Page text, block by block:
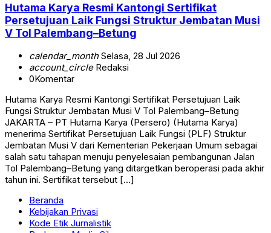
Hutama Karya Resmi Kantongi Sertifikat
Persetujuan Laik Fungsi Struktur Jembatan Musi
V Tol Palembang–Betung
calendar_monthSelasa, 28 Jul 2026
account_circleRedaksi
0Komentar
Hutama Karya Resmi Kantongi Sertifikat Persetujuan Laik
Fungsi Struktur Jembatan Musi V Tol Palembang–Betung
JAKARTA – PT Hutama Karya (Persero) (Hutama Karya)
menerima Sertifikat Persetujuan Laik Fungsi (PLF) Struktur
Jembatan Musi V dari Kementerian Pekerjaan Umum sebagai
salah satu tahapan menuju penyelesaian pembangunan Jalan
Tol Palembang–Betung yang ditargetkan beroperasi pada akhir
tahun ini. Sertifikat tersebut […]
Beranda
Kebijakan Privasi
Kode Etik Jurnalistik